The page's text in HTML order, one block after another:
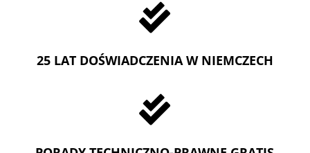

25 LAT DOŚWIADCZENIA W NIEMCZECH
